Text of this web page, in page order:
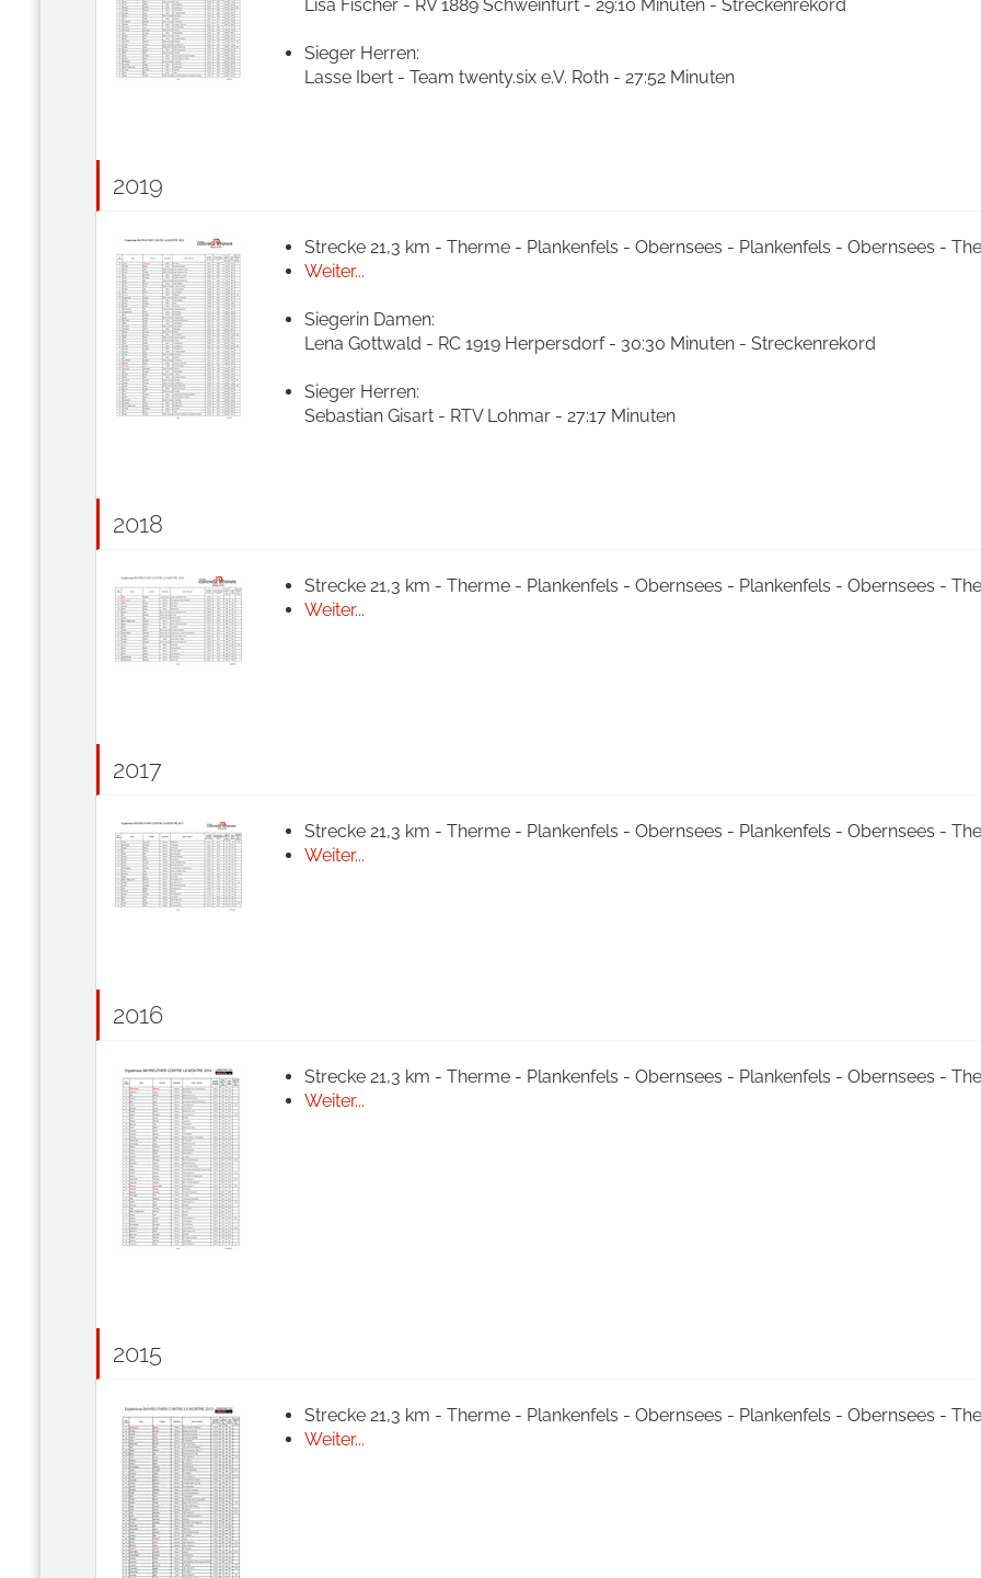
Lisa Fischer - RV 1889 Schweinfurt - 29:10 Minuten - Streckenrekord
Sieger Herren:
Lasse Ibert - Team twenty.six e.V. Roth - 27:52 Minuten
2019
Strecke 21,3 km - Therme - Plankenfels - Obernsees - Plankenfels - Obernsees -
Weiter...
Siegerin Damen:
Lena Gottwald - RC 1919 Herpersdorf - 30:30 Minuten - Streckenrekord
Sieger Herren:
Sebastian Gisart - RTV Lohmar - 27:17 Minuten
2018
Strecke 21,3 km - Therme - Plankenfels - Obernsees - Plankenfels - Obernsees -
Weiter...
2017
Strecke 21,3 km - Therme - Plankenfels - Obernsees - Plankenfels - Obernsees -
Weiter...
2016
Strecke 21,3 km - Therme - Plankenfels - Obernsees - Plankenfels - Obernsees -
Weiter...
2015
Strecke 21,3 km - Therme - Plankenfels - Obernsees - Plankenfels - Obernsees -
Weiter...